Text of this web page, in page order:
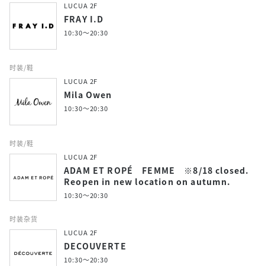
LUCUA 2F
FRAY I.D
10:30～20:30
时装/鞋
LUCUA 2F
Mila Owen
10:30～20:30
时装/鞋
LUCUA 2F
ADAM ET ROPÉ FEMME ※8/18 closed.
Reopen in new location on autumn.
10:30～20:30
时装杂货
LUCUA 2F
DECOUVERTE
10:30～20:30